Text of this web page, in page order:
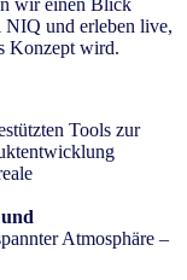
und erleben live,
Konzept wird.
Tools zur
Atmosphäre –